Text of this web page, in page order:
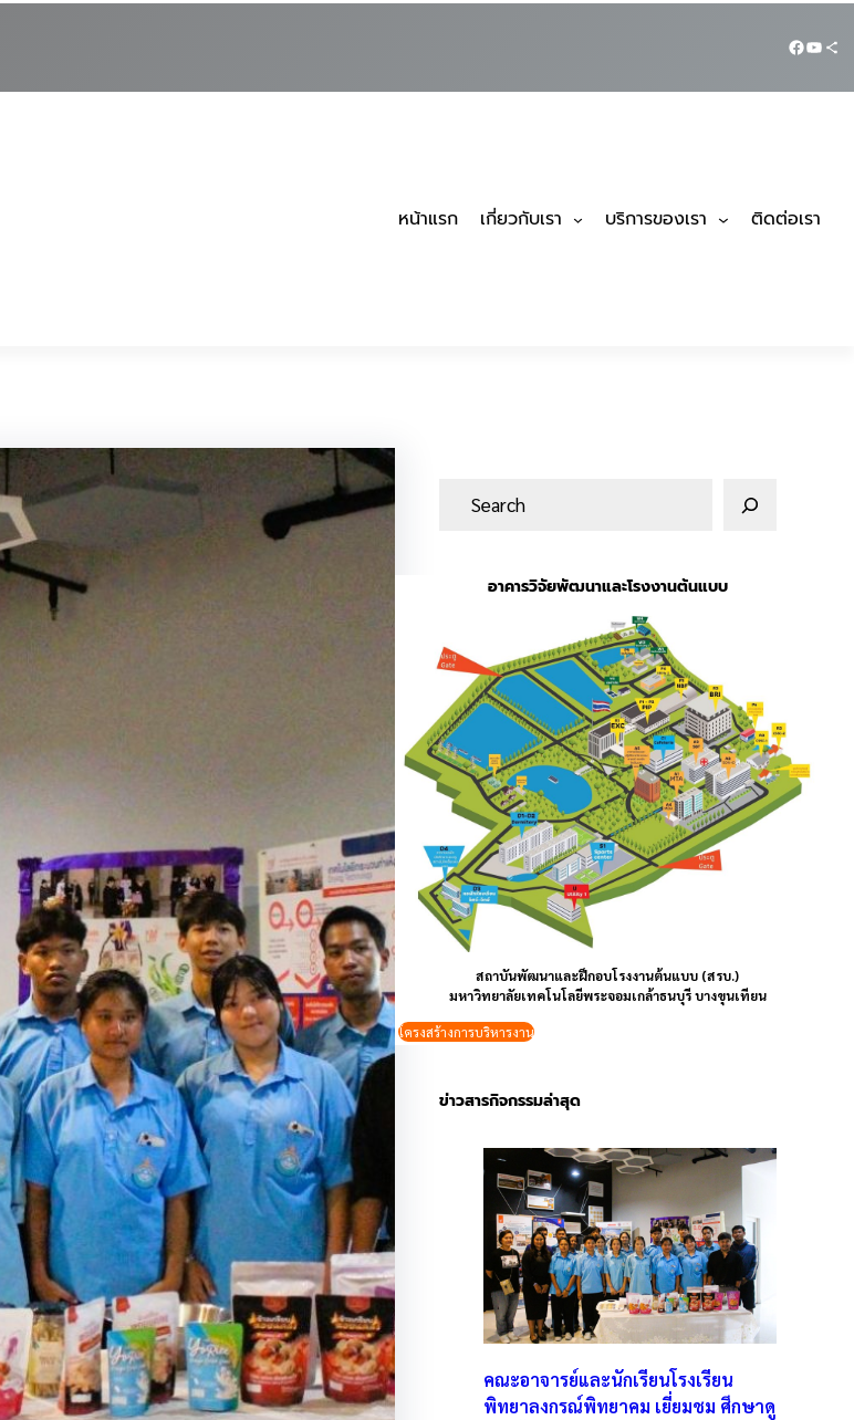
Share Icon
หน้าแรก เกี่ยวกับเรา บริการของเรา ติดต่อเรา
อาคารวิจัยพัฒนาและโรงงานต้นแบบ
สถาบันพัฒนาและฝึกอบโรงงานต้นแบบ (สรบ.)
มหาวิทยาลัยเทคโนโลยีพระจอมเกล้าธนบุรี บางขุนเทียน
โครงสร้างการบริหารงาน
ข่าวสารกิจกรรมล่าสุด
คณะอาจารย์และนักเรียนโรงเรียน
พิทยาลงกรณ์พิทยาคม เยี่ยมชม ศึกษาดู